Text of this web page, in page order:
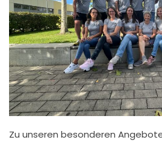
Zu unseren besonderen